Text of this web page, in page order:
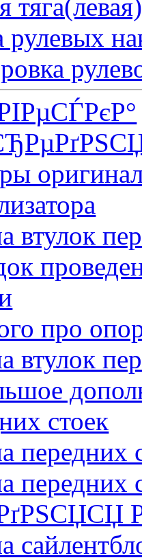
рулевых
втулок
про
втулок
стоек
передних
передних